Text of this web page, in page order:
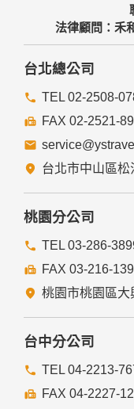
法律顧問：禾
台北總公司
TEL 02-2508-
FAX 02-2521-
台北市中山區
桃園分公司
TEL 03-286-
FAX 03-216-
桃園市桃園區
台中分公司
TEL 04-2213-
FAX 04-2227-